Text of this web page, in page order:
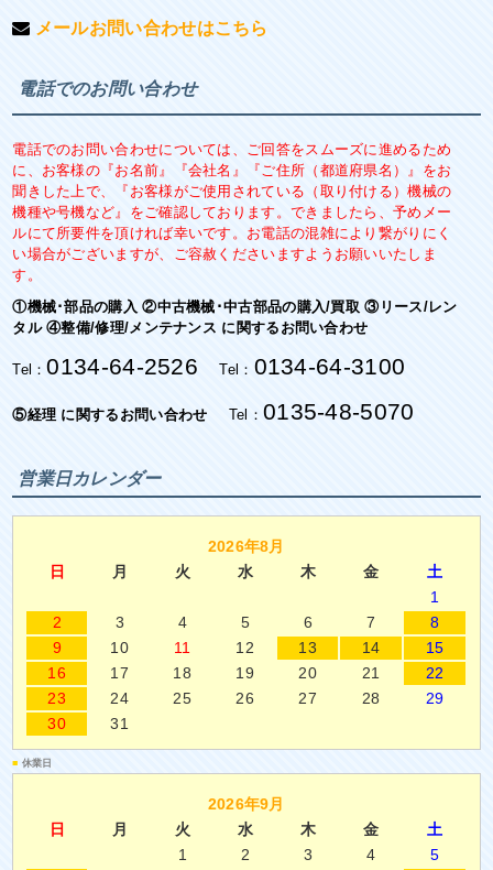
メールお問い合わせはこちら
電話でのお問い合わせ
電話でのお問い合わせについては、ご回答をスムーズに進めるため
に、お客様の『お名前』『会社名』『ご住所（都道府県名）』をお
聞きした上で、『お客様がご使用されている（取り付ける）機械の
機種や号機など』をご確認しております。できましたら、予めメー
ルにて所要件を頂ければ幸いです。お電話の混雑により繋がりにく
い場合がございますが、ご容赦くださいますようお願いいたしま
す。
①機械･部品の購入 ②中古機械･中古部品の購入/買取 ③リース/レン
タル ④整備/修理/メンテナンス に関するお問い合わせ
Tel：0134-64-2526 Tel： 0134-64-3100
⑤経理 に関するお問い合わせ Tel： 0135-48-5070
営業日カレンダー
2026年8月
日
月 火 水 木 金
土
1
2
3 4 5 6 7
8
9
10 11 12 13 14
15
16
17 18 19 20 21
22
23
24 25 26 27 28
29
30
31
■ 休業日
2026年9月
日
月 火 水 木 金
土
1
2 3 4
5